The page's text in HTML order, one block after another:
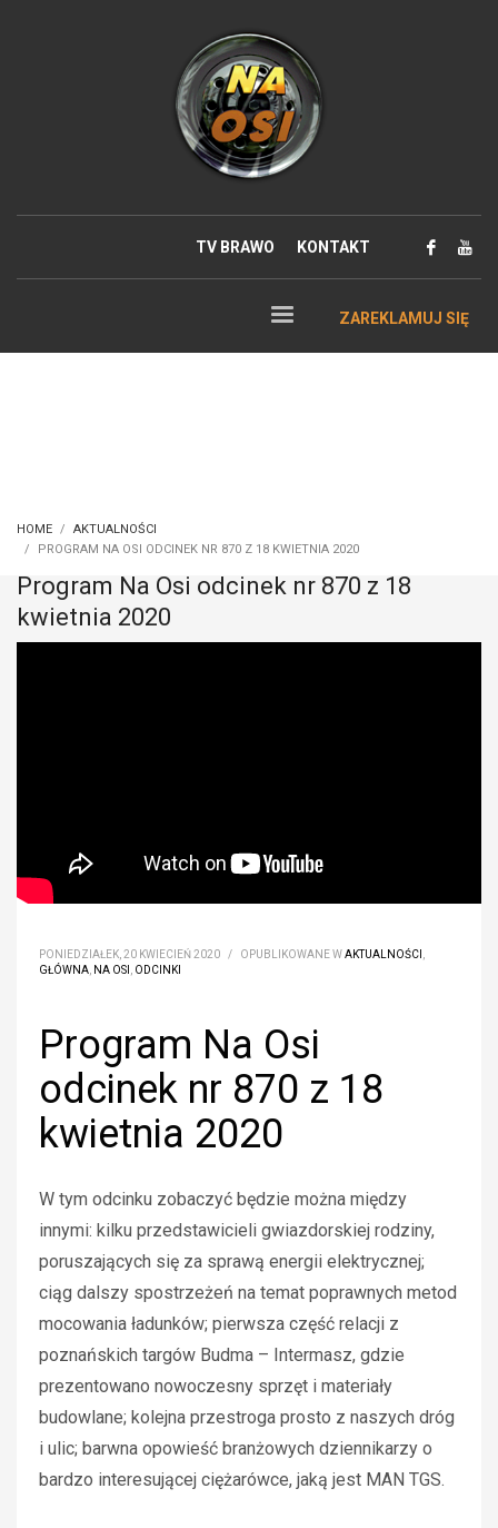
TV BRAWO KONTAKT
ZAREKLAMUJ SIĘ
HOME
AKTUALNOŚCI
PROGRAM NA OSI ODCINEK NR 870 Z 18 KWIETNIA 2020
Program Na Osi odcinek nr 870 z 18
kwietnia 2020
PONIEDZIAŁEK, 20 KWIECIEŃ 2020 / OPUBLIKOWANE WAKTUALNOŚCI ,
GŁÓWNA, NA OSI , ODCINKI
Program Na Osi
odcinek nr 870 z 18
kwietnia 2020
W tym odcinku zobaczyć będzie można między
innymi: kilku przedstawicieli gwiazdorskiej rodziny,
poruszających się za sprawą energii elektrycznej;
ciąg dalszy spostrzeżeń na temat poprawnych metod
mocowania ładunków; pierwsza część relacji z
poznańskich targów Budma – Intermasz, gdzie
prezentowano nowoczesny sprzęt i materiały
budowlane; kolejna przestroga prosto z naszych dróg
i ulic; barwna opowieść branżowych dziennikarzy o
bardzo interesującej ciężarówce, jaką jest MAN TGS.